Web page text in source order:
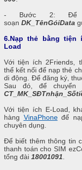
- Bước 2: Để
soạn DK_TênGóiData
6.Nạp thẻ bằng tiện
Load
Với tiện ích 2Friends,
thể kết nối để nạp thẻ
di động. Để đăng ký,
Sau đó, để chuyển
Với tiện ích E-Load,
hàng VinaPhoneđể
chuyên dụng.
Để biết thêm thông tin
thanh toán cho SIM
tổng đài 18001091.